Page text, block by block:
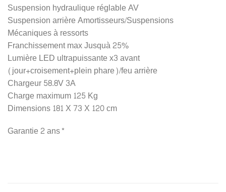
Suspension hydraulique réglable AV
Suspension arrière Amortisseurs/Suspensions
Mécaniques à ressorts
Franchissement max Jusquà 25%
Lumière LED ultrapuissante x3 avant
(jour+croisement+plein phare)/feu arrière
Chargeur 58.8V 3A
Charge maximum 125 Kg
Dimensions 181 X 73 X 120 cm
Garantie 2 ans*